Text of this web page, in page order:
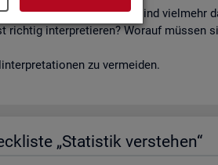
ge­täuscht? Oder sind viel­mehr
in­ter­pre­tie­ren? Wor­auf müs­sen
zu ver­mei­den.
„Sta­tis­tik ver­ste­hen“